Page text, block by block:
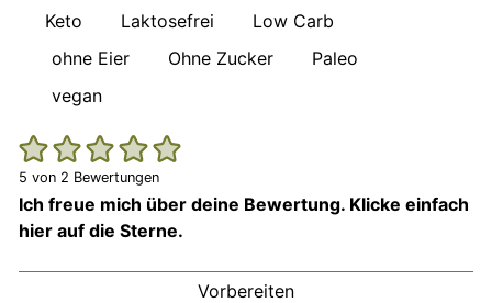
Keto
Laktosefrei
Low Carb
ohne Eier
Ohne Zucker
Paleo
vegan
5 von 2 Bewertungen
Ich freue mich über deine Bewertung. Klicke einfach
hier auf die Sterne.
Vorbereiten